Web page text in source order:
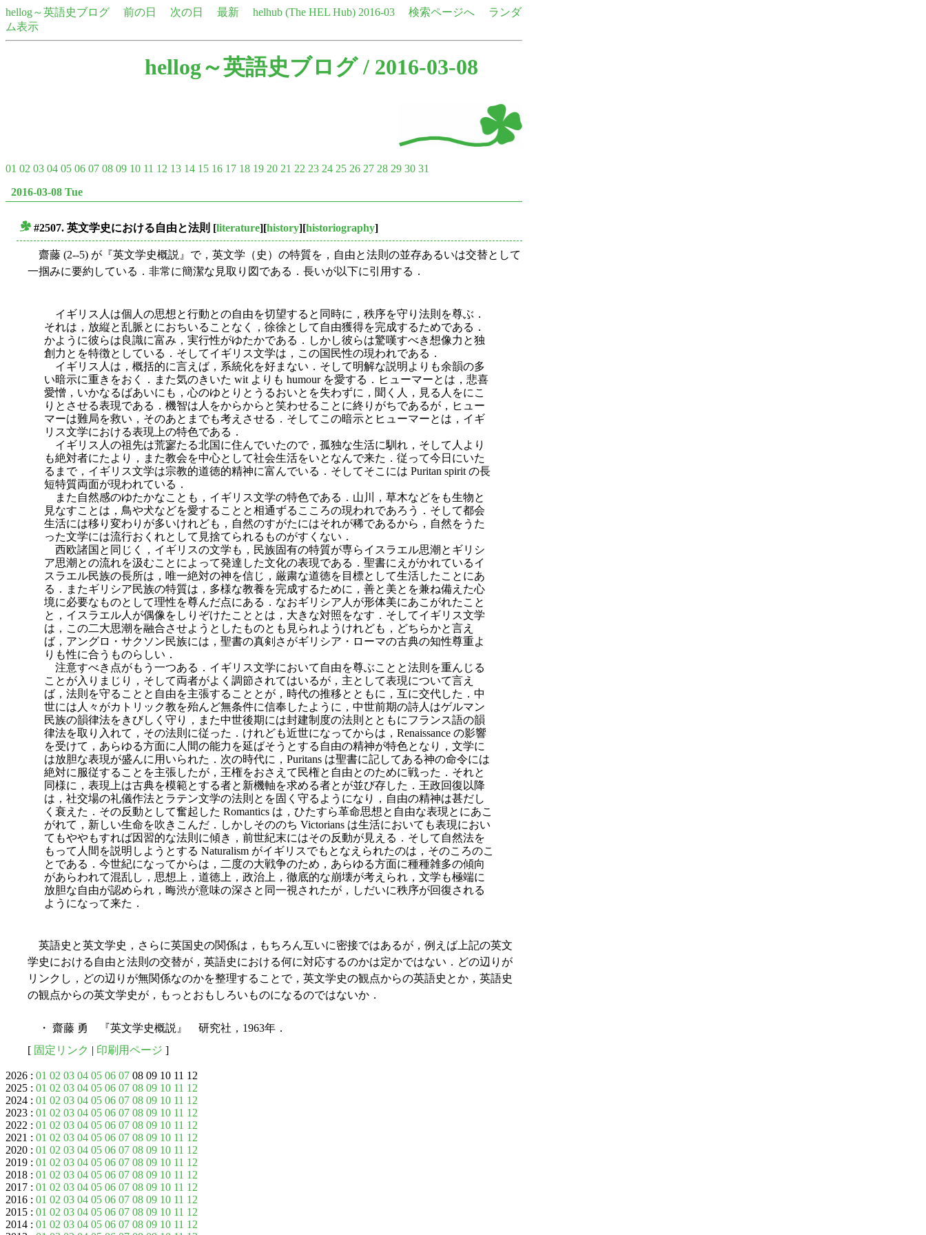
hellog～英語史ブログ 前の日 次の日 最新 helhub (The HEL Hub) 2016-03 検索ページへ
ランダ
ム表示
hellog～英語史ブログ/ 2016-03-08
01 02 03 04 05 06 07 08 09 10 11 12 13 14 15 16 17 18 19 20 21 22 23 24 25 26 27 28 29 30 31
2016-03-08 Tue
#2507. 英文学史における自由と法則 [literature][history][historiography]
齋藤 (2--5) が『英文学史概説』で，英文学（史）の特質を，自由と法則の並存あるいは交替として
一掴みに要約している．非常に簡潔な見取り図である．長いが以下に引用する．
イギリス人は個人の思想と行動との自由を切望すると同時に，秩序を守り法則を尊ぶ．
それは，放縦と乱脈とにおちいることなく，徐徐として自由獲得を完成するためである．
かように彼らは良識に富み，実行性がゆたかである．しかし彼らは驚嘆すべき想像力と独
創力とを特徴としている．そしてイギリス文学は，この国民性の現われである．
イギリス人は，概括的に言えば，系統化を好まない．そして明解な説明よりも余韻の多
い暗示に重きをおく．また気のきいた wit よりも humour を愛する．ヒューマーとは，悲喜
愛憎，いかなるばあいにも，心のゆとりとうるおいとを失わずに，聞く人，見る人をにこ
りとさせる表現である．機智は人をからからと笑わせることに終りがちであるが，ヒュー
マーは難局を救い，そのあとまでも考えさせる．そしてこの暗示とヒューマーとは，イギ
リス文学における表現上の特色である．
イギリス人の祖先は荒寥たる北国に住んでいたので，孤独な生活に馴れ，そして人より
も絶対者にたより，また教会を中心として社会生活をいとなんで来た．従って今日にいた
るまで，イギリス文学は宗教的道徳的精神に富んでいる．そしてそこには Puritan spirit の長
短特質両面が現われている．
また自然感のゆたかなことも，イギリス文学の特色である．山川，草木などをも生物と
見なすことは，鳥や犬などを愛することと相通ずるこころの現われであろう．そして都会
生活には移り変わりが多いけれども，自然のすがたにはそれが稀であるから，自然をうた
った文学には流行おくれとして見捨てられるものがすくない．
西欧諸国と同じく，イギリスの文学も，民族固有の特質が専らイスラエル思潮とギリシ
ア思潮との流れを汲むことによって発達した文化の表現である．聖書にえがかれているイ
スラエル民族の長所は，唯一絶対の神を信じ，厳粛な道徳を目標として生活したことにあ
る．またギリシア民族の特質は，多様な教養を完成するために，善と美とを兼ね備えた心
境に必要なものとして理性を尊んだ点にある．なおギリシア人が形体美にあこがれたこと
と，イスラエル人が偶像をしりぞけたこととは，大きな対照をなす．そしてイギリス文学
は，この二大思潮を融合させようとしたものとも見られようけれども，どちらかと言え
ば，アングロ・ サクソン民族には，聖書の真剣さがギリシア・ローマの古典の知性尊重よ
りも性に合うものらしい．
注意すべき点がもう一つある．イギリス文学において自由を尊ぶことと法則を重んじる
ことが入りまじり，そして両者がよく調節されてはいるが，主として表現について言え
ば，法則を守ることと自由を主張することとが，時代の推移とともに，互に交代した．中
世には人々がカトリック教を殆んど無条件に信奉したように，中世前期の詩人はゲルマン
民族の韻律法をきびしく守り，また中世後期には封建制度の法則とともにフランス語の韻
律法を取り入れて，その法則に従った．けれども近世になってからは，Renaissance の影響
を受けて，あらゆる方面に人間の能力を延ばそうとする自由の精神が特色となり，文学に
は放胆な表現が盛んに用いられた．次の時代に，Puritans は聖書に記してある神の命令には
絶対に服従することを主張したが，王権をおさえて民権と自由とのために戦った．それと
同様に，表現上は古典を模範とする者と新機軸を求める者とが並び存した．王政回復以降
は，社交場の礼儀作法とラテン文学の法則とを固く守るようになり，自由の精神は甚だし
く衰えた．その反動として奮起した Romantics は，ひたすら革命思想と自由な表現とにあこ
がれて，新しい生命を吹きこんだ．しかしそののち Victorians は生活においても表現におい
てもややもすれば因習的な法則に傾き，前世紀末にはその反動が見える．そして自然法を
もって人間を説明しようとする Naturalism がイギリスでもとなえられたのは，そのころのこ
とである．今世紀になってからは，二度の大戦争のため，あらゆる方面に種種雑多の傾向
があらわれて混乱し，思想上，道徳上，政治上，徹底的な崩壊が考えられ，文学も極端に
放胆な自由が認められ，晦渋が意味の深さと同一視されたが，しだいに秩序が回復される
ようになって来た．
英語史と英文学史，さらに英国史の関係は，もちろん互いに密接ではあるが，例えば上記の英文
学史における自由と法則の交替が，英語史における何に対応するのかは定かではない．どの辺りが
リンクし，どの辺りが無関係なのかを整理することで，英文学史の観点からの英語史とか，英語史
の観点からの英文学史が，もっとおもしろいものになるのではないか．
・ 齋藤 勇 『英文学史概説』 研究社，1963年．
[ 固定リンク | 印刷用ページ ]
2026 : 01 02 03 04 05 06 07 08 09 10 11 12
2025 : 01 02 03 04 05 06 07 08 09 10 11 12
2024 : 01 02 03 04 05 06 07 08 09 10 11 12
2023 : 01 02 03 04 05 06 07 08 09 10 11 12
2022 : 01 02 03 04 05 06 07 08 09 10 11 12
2021 : 01 02 03 04 05 06 07 08 09 10 11 12
2020 : 01 02 03 04 05 06 07 08 09 10 11 12
2019 : 01 02 03 04 05 06 07 08 09 10 11 12
2018 : 01 02 03 04 05 06 07 08 09 10 11 12
2017 : 01 02 03 04 05 06 07 08 09 10 11 12
2016 : 01 02 03 04 05 06 07 08 09 10 11 12
2015 : 01 02 03 04 05 06 07 08 09 10 11 12
2014 : 01 02 03 04 05 06 07 08 09 10 11 12